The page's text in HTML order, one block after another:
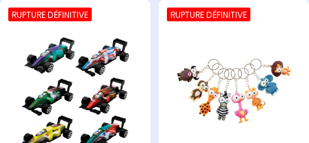
RUPTURE DÉFINITIVE RUPTURE DÉFINITIVE